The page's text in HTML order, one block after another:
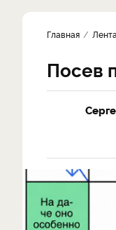
Главная
Посев